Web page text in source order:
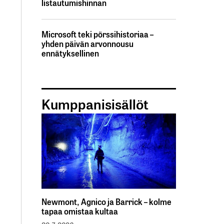
listautumishinnan
Microsoft teki pörssihistoriaa –
yhden päivän arvonnousu
ennätyksellinen
Kumppanisisällöt
Newmont, Agnico ja Barrick – kolme
tapaa omistaa kultaa